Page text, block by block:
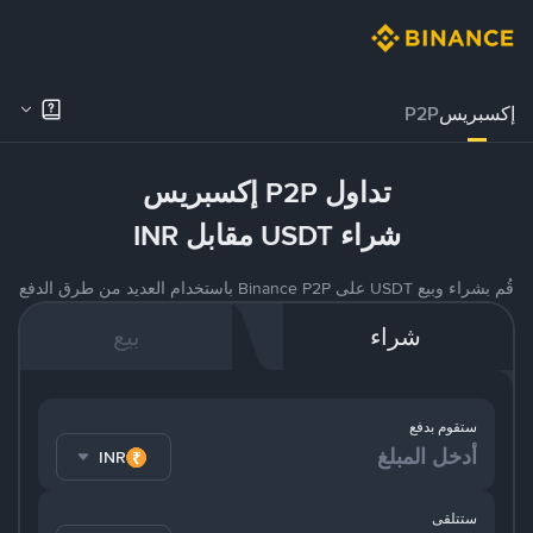
إكسبريسP2P
تداول P2P إكسبريس
شراء USDT مقابل INR
قُم بشراء وبيع USDT على Binance P2P باستخدام العديد من طرق الدفع
شراء بيع
ستقوم بدفع
INR
ستتلقى